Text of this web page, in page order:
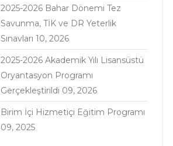
2025-2026 Bahar Dönemi Tez
Savunma, TİK ve DR Yeterlik
Sınavları 10, 2026
2025-2026 Akademik Yılı Lisansüstü
Oryantasyon Programı
Gerçekleştirildi 09, 2026
Birim İçi Hizmetiçi Eğitim Programı
09, 2025